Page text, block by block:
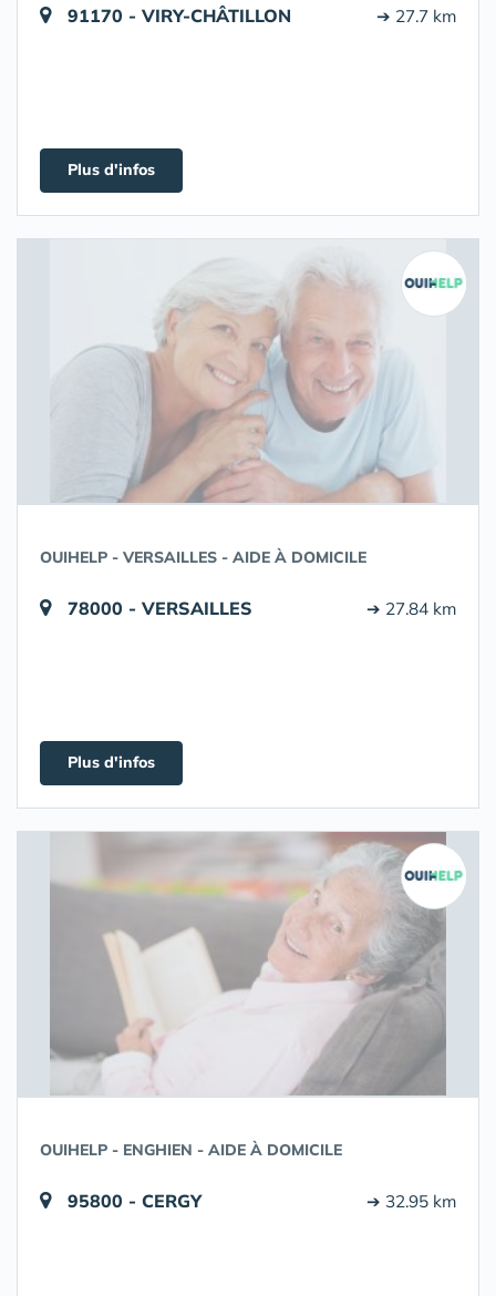
91170 - VIRY-CHÂTILLON ➔ 27.7 km
Plus d'infos
OUIHELP - VERSAILLES - AIDE À DOMICILE
78000 - VERSAILLES ➔ 27.84 km
Plus d'infos
OUIHELP - ENGHIEN - AIDE À DOMICILE
95800 - CERGY ➔ 32.95 km